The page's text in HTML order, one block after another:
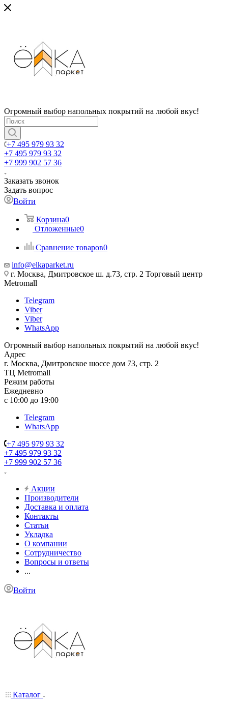
Огромный выбор напольных покрытий на любой вкус!
+7 495 979 93 32
+7 495 979 93 32
+7 999 902 57 36
Заказать звонок
Задать вопрос
Войти
Корзина0
Отложенные0
Сравнение товаров0
info@elkaparket.ru
г. Москва, Дмитровское ш. д.73, стр. 2 Торговый центр
Metromall
Telegram
Viber
Viber
WhatsApp
Огромный выбор напольных покрытий на любой вкус!
Адрес
г. Москва, Дмитровское шоссе дом 73, стр. 2
ТЦ Metromall
Режим работы
Ежедневно
с 10:00 до 19:00
Telegram
WhatsApp
+7 495 979 93 32
+7 495 979 93 32
+7 999 902 57 36
Акции
Производители
Доставка и оплата
Контакты
Статьи
Укладка
О компании
Сотрудничество
Вопросы и ответы
...
Войти
Каталог